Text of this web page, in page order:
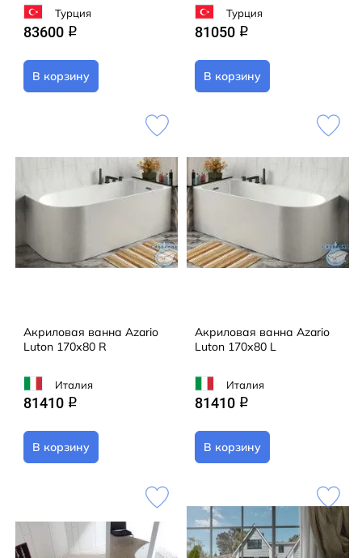
Турция
83600 q
В корзину
Турция
81050 q
В корзину
Акриловая ванна Azario
Luton 170х80 R
Италия
81410 q
В корзину
Акриловая ванна Azario
Luton 170х80 L
Италия
81410 q
В корзину